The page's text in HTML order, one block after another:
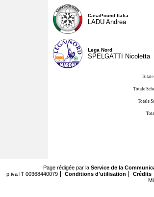
CasaPound Italia
LADU Andrea
Lega Nord
SPELGATTI Nicoletta
Totale
Totale
Page rédigée par la Service de la
p.iva IT 00368440079
Conditions d'utilisation
Crédits